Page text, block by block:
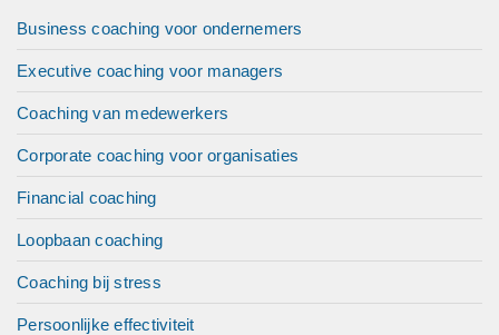
Business coaching voor ondernemers
Executive coaching voor managers
Coaching van medewerkers
Corporate coaching voor organisaties
Financial coaching
Loopbaan coaching
Coaching bij stress
Persoonlijke effectiviteit